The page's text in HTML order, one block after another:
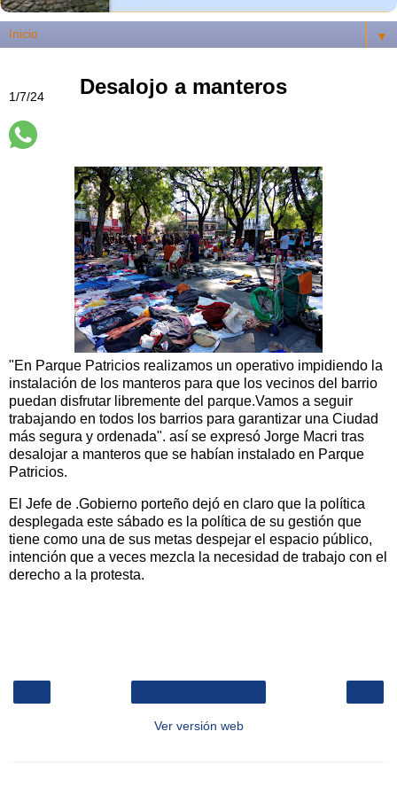
▼
1/7/24 Desalojo a manteros
"En Parque Patricios realizamos un operativo impidiendo la
instalación de los manteros para que los vecinos del barrio
puedan disfrutar libremente del parque.Vamos a seguir
trabajando en todos los barrios para garantizar una Ciudad
más segura y ordenada". así se expresó Jorge Macri tras
desalojar a manteros que se habían instalado en Parque
Patricios.
El Jefe de .Gobierno porteño dejó en claro que la política
desplegada este sábado es la política de su gestión que
tiene como una de sus metas despejar el espacio público,
intención que a veces mezcla la necesidad de trabajo con el
derecho a la protesta.
Ver versión web